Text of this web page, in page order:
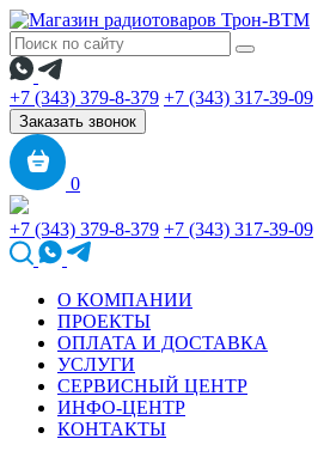
+7 (343) 379-8-379 +7 (343) 317-39-09
Заказать звонок
0
+7 (343) 379-8-379 +7 (343) 317-39-09
О КОМПАНИИ
ПРОЕКТЫ
ОПЛАТА И ДОСТАВКА
УСЛУГИ
СЕРВИСНЫЙ ЦЕНТР
ИНФО-ЦЕНТР
КОНТАКТЫ